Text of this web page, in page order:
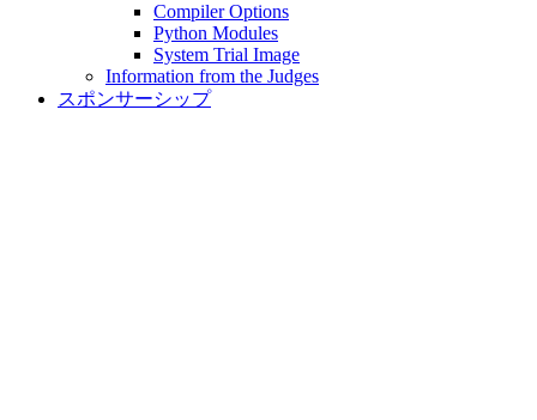
Compiler Options
Python Modules
System Trial Image
Information from the Judges
スポンサーシップ